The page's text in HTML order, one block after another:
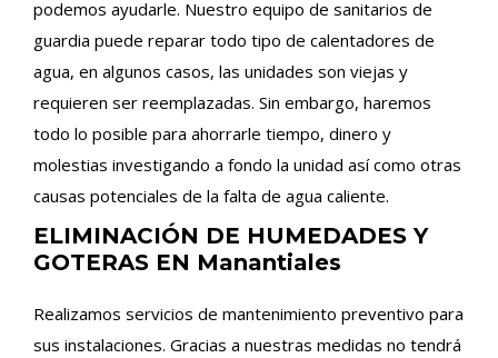
podemos ayudarle. Nuestro equipo de sanitarios de
guardia puede reparar todo tipo de calentadores de
agua, en algunos casos, las unidades son viejas y
requieren ser reemplazadas. Sin embargo, haremos
todo lo posible para ahorrarle tiempo, dinero y
molestias investigando a fondo la unidad así como otras
causas potenciales de la falta de agua caliente.
ELIMINACIÓN DE HUMEDADES Y
GOTERAS EN Manantiales
Realizamos servicios de mantenimiento preventivo para
sus instalaciones. Gracias a nuestras medidas no tendrá